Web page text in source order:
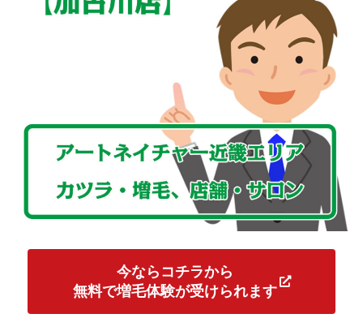
今ならコチラから
無料で増毛体験が受けられます